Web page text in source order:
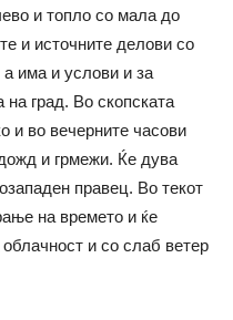
и топло со мала до
и источните делови со
има и услови и за
на град. Во скопската
и во вечерните часови
и грмежи. Ќе дува
правец. Во текот
на времето и ќе
и со слаб ветер